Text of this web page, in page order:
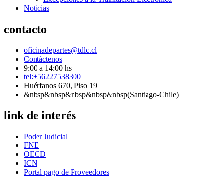
Noticias
contacto
oficinadepartes@tdlc.cl
Contáctenos
9:00 a 14:00 hs
tel:+56227538300
Huérfanos 670, Piso 19
&nbsp&nbsp&nbsp&nbsp&nbsp(Santiago-Chile)
link de interés
Poder Judicial
FNE
OECD
ICN
Portal pago de Proveedores